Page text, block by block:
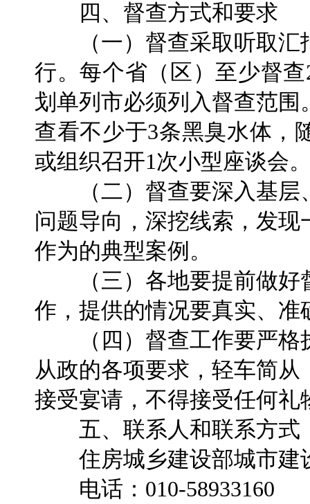
四、督查方式和要求
（一）督查采取听取汇
行。每个省（区）至少督
划单列市必须列入督查范
查看不少于3条黑臭水体，
或组织召开1次小型座谈会
（二）督查要深入基层
问题导向，深挖线索，发
作为的典型案例。
（三）各地要提前做好
作，提供的情况要真实、
（四）督查工作要严格
从政的各项要求，轻车简
接受宴请，不得接受任何礼
五、联系人和联系方式
住房城乡建设部城市建
电话：010-58933160